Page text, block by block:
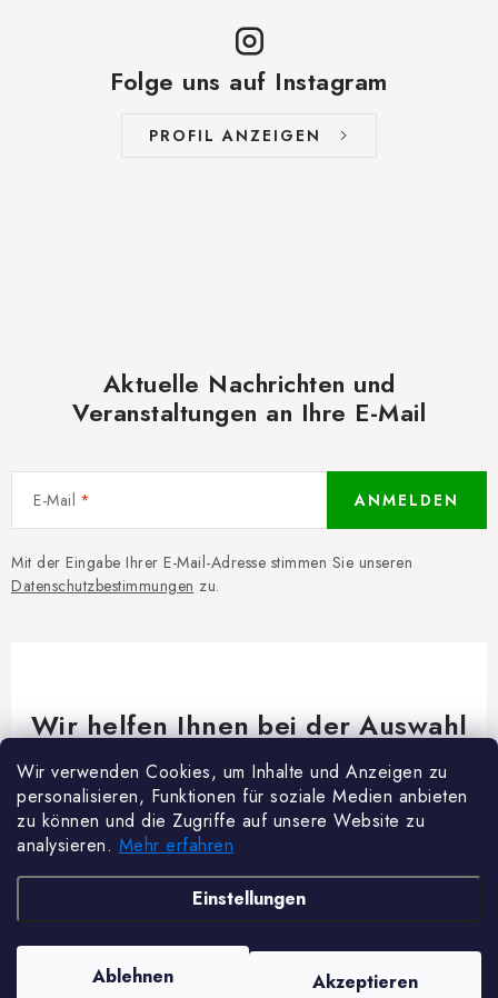
Wir verwenden Cookies, um Inhalte und Anzeigen zu
personalisieren, Funktionen für soziale Medien anbieten
zu können und die Zugriffe auf unsere Website zu
analysieren. Mehr erfahren
Einstellungen
Ablehnen Akzeptieren
Folge uns auf Instagram
PROFIL ANZEIGEN
Aktuelle Nachrichten und
Veranstaltungen an Ihre E-Mail
E-Mail
Mit der Eingabe Ihrer E-Mail-Adresse stimmen Sie unseren
Datenschutzbestimmungen zu.
ANMELDEN
Wir helfen Ihnen bei der Auswahl
Brauchen Sie Rat bei etwas? Wir sind für dich da!
Kundenservice@woodycrafts.de
+49 211 8694 2501 (Mo-Fr 8:00-16:00)
. Alle Rechte vorbehalten.Cookie-Einstellungen